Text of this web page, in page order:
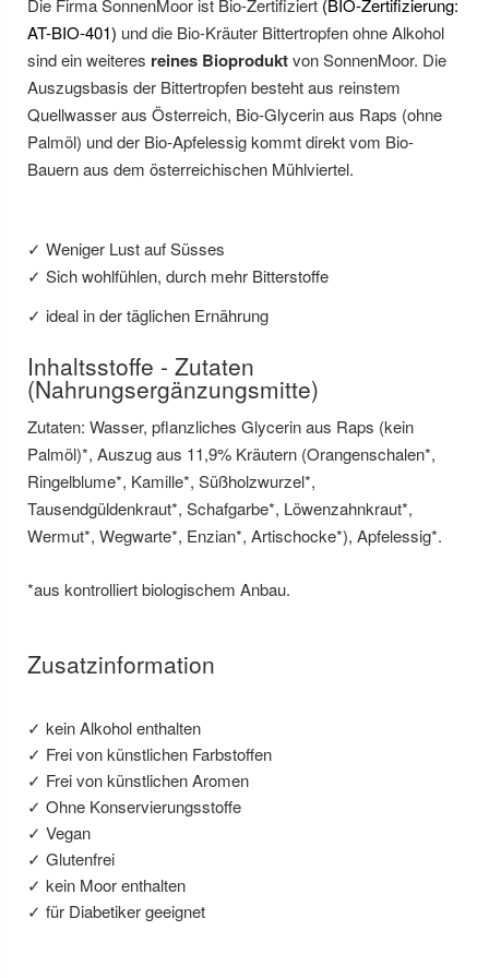
Die Firma SonnenMoor ist Bio-Zertifiziert (BIO-Zertifizierung:
AT-BIO-401) und die Bio-Kräuter Bittertropfen ohne Alkohol
sind ein weiteres reines Bioproduktvon SonnenMoor. Die
Auszugsbasis der Bittertropfen besteht aus reinstem
Quellwasser aus Österreich, Bio-Glycerin aus Raps (ohne
Palmöl) und der Bio-Apfelessig kommt direkt vom Bio-
Bauern aus dem österreichischen Mühlviertel.
✓ Weniger Lust auf Süsses
✓ Sich wohlfühlen, durch mehr Bitterstoffe
✓ ideal in der täglichen Ernährung
Inhaltsstoffe - Zutaten
(Nahrungsergänzungsmitte)
Zutaten: Wasser, pflanzliches Glycerin aus Raps (kein
Palmöl)*, Auszug aus 11,9% Kräutern (Orangenschalen*,
Ringelblume*, Kamille*, Süßholzwurzel*,
Tausendgüldenkraut*, Schafgarbe*, Löwenzahnkraut*,
Wermut*, Wegwarte*, Enzian*, Artischocke*), Apfelessig*.
*aus kontrolliert biologischem Anbau.
Zusatzinformation
✓ kein Alkohol enthalten
✓ Frei von künstlichen Farbstoffen
✓ Frei von künstlichen Aromen
✓ Ohne Konservierungsstoffe
✓ Vegan
✓ Glutenfrei
✓ kein Moor enthalten
✓ für Diabetiker geeignet